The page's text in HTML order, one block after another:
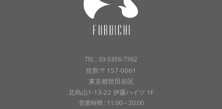
TEL : 03-5356-7362
住所:〒157-0061
東京都世田谷区
北烏山1-13-22 伊藤ハイツ 1F
営業時間 : 11:00～20:00